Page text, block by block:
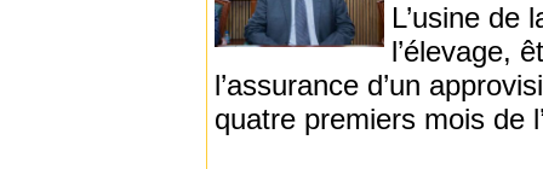
L’usine de
l’élevage,
l’assurance d’un
quatre premiers mois de